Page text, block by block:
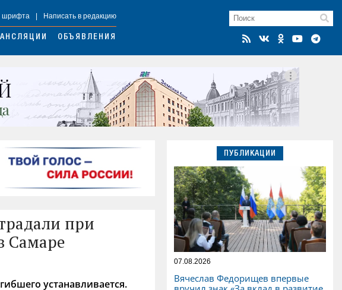
шрифта Написать в редакцию
ОБЪЯВЛЕНИЯ
при
Самаре
устанавливается.
ПУБЛИКАЦИИ
07.08.2026
Вячеслав Федорищев впервые